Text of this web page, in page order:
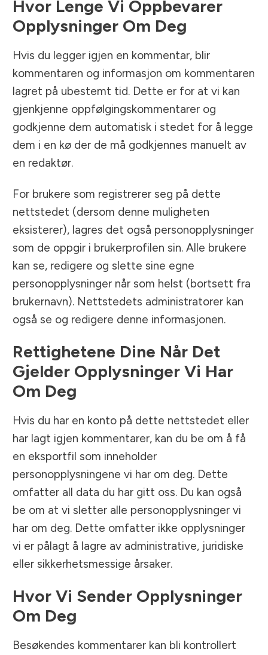
Hvor Lenge Vi Oppbevarer
Opplysninger Om Deg
Hvis du legger igjen en kommentar, blir
kommentaren og informasjon om kommentaren
lagret på ubestemt tid. Dette er for at vi kan
gjenkjenne oppfølgingskommentarer og
godkjenne dem automatisk i stedet for å legge
dem i en kø der de må godkjennes manuelt av
en redaktør.
For brukere som registrerer seg på dette
nettstedet (dersom denne muligheten
eksisterer), lagres det også personopplysninger
som de oppgir i brukerprofilen sin. Alle brukere
kan se, redigere og slette sine egne
personopplysninger når som helst (bortsett fra
brukernavn). Nettstedets administratorer kan
også se og redigere denne informasjonen.
Rettighetene Dine Når Det
Gjelder Opplysninger Vi Har
Om Deg
Hvis du har en konto på dette nettstedet eller
har lagt igjen kommentarer, kan du be om å få
en eksportfil som inneholder
personopplysningene vi har om deg. Dette
omfatter all data du har gitt oss. Du kan også
be om at vi sletter alle personopplysninger vi
har om deg. Dette omfatter ikke opplysninger
vi er pålagt å lagre av administrative, juridiske
eller sikkerhetsmessige årsaker.
Hvor Vi Sender Opplysninger
Om Deg
Besøkendes kommentarer kan bli kontrollert